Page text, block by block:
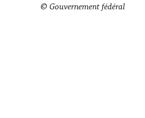
© Gouvernement fédéral